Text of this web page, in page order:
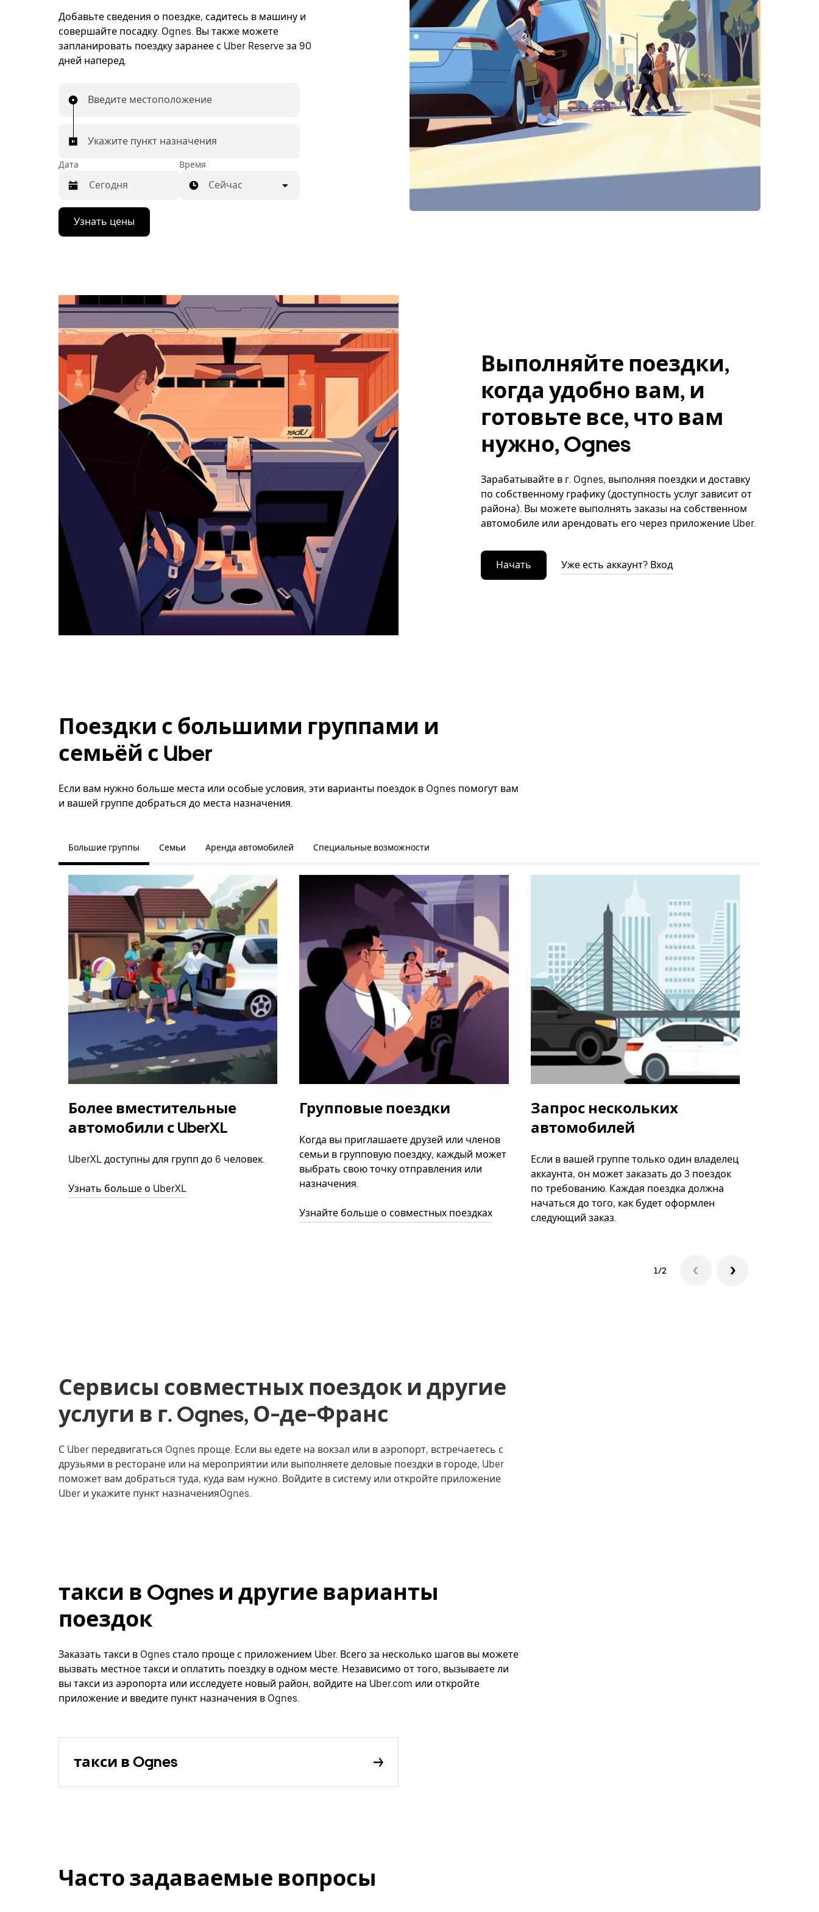
Добавьте сведения о поездке, садитесь в машину и
совершайте посадку. Ognes. Вы также можете
запланировать поездку заранее с Uber Reserve за 90
дней наперед.
Введите местоположение
Укажите пункт назначения
Дата
Нажмите
стрелку
вниз,
выбрать
дату.
закрыть
календарь,
нажмите
Esc.
Время
Сейчас
Узнать цены
Выполняйте поездки,
когда удобно вам, и
готовьте все, что вам
нужно, Ognes
Зарабатывайте в г. Ognes, выполняя поездки и доставку
по собственному графику (доступность услуг зависит от
района). Вы можете выполнять заказы на собственном
автомобиле или арендовать его через приложение Uber.
Начать Уже есть аккаунт? Вход
Поездки с большими группами и
семьёй с Uber
Если вам нужно больше места или особые условия, эти варианты поездок в Ognes помогут вам
и вашей группе добраться до места назначения.
Большие группы Семьи Аренда автомобилей Специальные возможности
Более вместительные
автомобили с UberXL
UberXL доступны для групп до 6 человек.
Узнать больше о UberXL
Групповые поездки
Когда вы приглашаете друзей или членов
семьи в групповую поездку, каждый может
выбрать свою точку отправления или
назначения.
Узнайте больше о совместных поездках
Запрос нескольких
автомобилей
Если в вашей группе только один владелец
аккаунта, он может заказать до 3 поездок
по требованию. Каждая поездка должна
начаться до того, как будет оформлен
следующий заказ.
1/2
Сервисы совместных поездок и другие
услуги в г. Ognes, О-де-Франс
С Uber передвигаться Ognes проще. Если вы едете на вокзал или в аэропорт, встречаетесь с
друзьями в ресторане или на мероприятии или выполняете деловые поездки в городе, Uber
поможет вам добраться туда, куда вам нужно. Войдите в систему или откройте приложение
Uber и укажите пункт назначенияOgnes.
такси в Ognes и другие варианты
поездок
Заказать такси в Ognes стало проще с приложением Uber. Всего за несколько шагов вы можете
вызвать местное такси и оплатить поездку в одном месте. Независимо от того, вызываете ли
вы такси из аэропорта или исследуете новый район, войдите на Uber.com или откройте
приложение и введите пункт назначения в Ognes.
такси в Ognes
Часто задаваемые вопросы